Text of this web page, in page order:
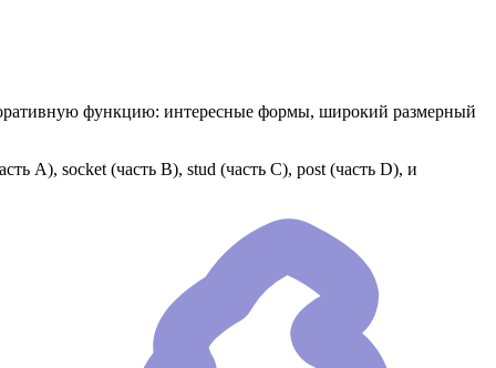
функцию: интересные формы, широкий размерный
А), socket (часть В), stud (часть С), post (часть D), и